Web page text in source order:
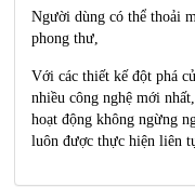
Người dùng có thể thoải
phong thư,
Với các thiết kế đột phá
nhiều công nghệ mới
hoạt động không ngừng
luôn được thực hiện liên